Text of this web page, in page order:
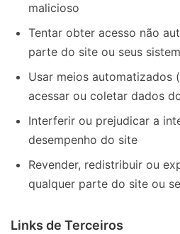
malicioso
Tentar obter acesso não
parte do site ou seus
Usar meios automatizados
acessar ou coletar dados
Interferir ou prejudicar a
desempenho do site
Revender, redistribuir ou
qualquer parte do site ou
Links de Terceiros